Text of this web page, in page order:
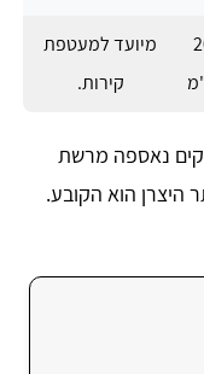
מיועד למעטפת
קירות.
נאספה מרשת
היצרן הוא הקובע.